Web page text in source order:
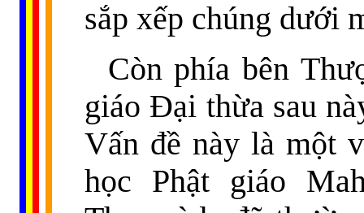
sắp xếp chúng dưới
Còn phía bên
giáo Đại thừa sau
Vấn đề này là một
học Phật giáo